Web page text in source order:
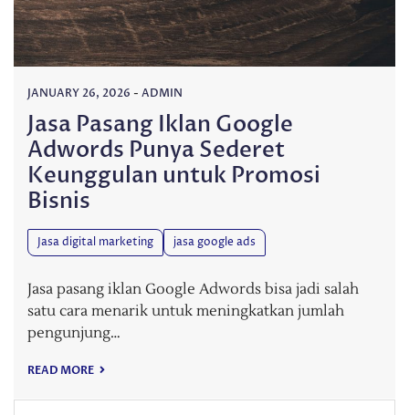
JANUARY 26, 2026 - ADMIN
Jasa Pasang Iklan Google
Adwords Punya Sederet
Keunggulan untuk Promosi
Bisnis
Jasa digital marketing jasa google ads
Jasa pasang iklan Google Adwords bisa jadi salah
satu cara menarik untuk meningkatkan jumlah
pengunjung…
READ MORE